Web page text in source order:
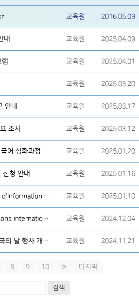
교육원 2016.05.09
내 교육원 2025.04.09
램 교육원 2025.04.01
교육원 2025.03.20
안내 교육원 2025.03.17
조사 교육원 2025.03.12
[행사] 보방국제중학교 국제섹션 및 퐁토니에국제고등학교 한국어 심화과정 설명회 교육원 2025.01.20
신청 안내 교육원 2025.01.16
[행사] 레브뤼에르 중학교 한국어 국제섹션 설명회 / Réunion d’information de la section internationale coréenne au collège Les Bruyères 교육원 2025.01.10
[행사] 국제섹션 설명회/ une réunion informative des sections internationales coréennes 교육원 2024.12.04
[안내] 2024년도 한국어 정규반 및 아틀리에 개설교 대상 한국의 날 행사 개최 지원금 확정 알림 교육원 2024.11.21
8 9 10 » 마지막
검색